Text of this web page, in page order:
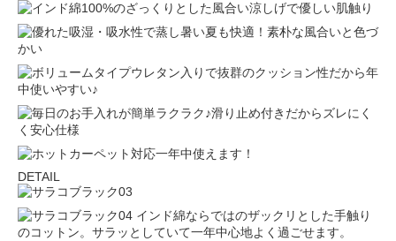
DETAIL
インド綿ならではのザックリとした手触り
のコットン。サラッとしていて一年中心地よく過ごせます。